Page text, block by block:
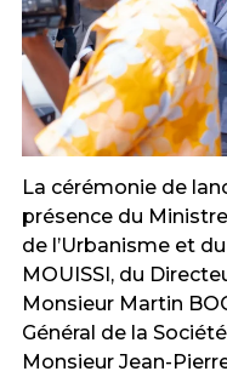
La cérémonie de
présence du
de l’Urbanisme et
MOUISSI, du
Monsieur Martin
Général de la
Monsieur Jean-